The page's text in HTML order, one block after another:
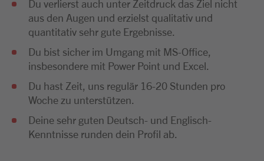
Du verlierst auch unter Zeitdruck das Ziel nicht
aus den Augen und erzielst qualitativ und
quantitativ sehr gute Ergebnisse.
Du bist sicher im Umgang mit MS-Office,
insbesondere mit Power Point und Excel.
Du hast Zeit, uns regulär 16-20 Stunden pro
Woche zu unterstützen.
Deine sehr guten Deutsch- und Englisch-
Kenntnisse runden dein Profil ab.